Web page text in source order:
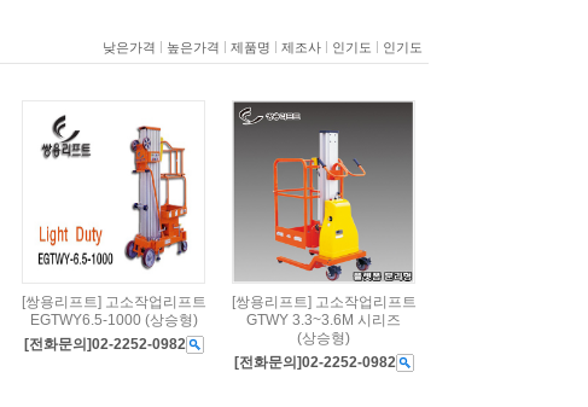
낮은가격 | 높은가격 | 제품명 | 제조사 | 인기도 | 인기도
[쌍용리프트] 고소작업리프트
EGTWY6.5-1000 (상승형)
[전화문의]02-2252-0982
[쌍용리프트] 고소작업리프트
GTWY 3.3~3.6M 시리즈
(상승형)
[전화문의]02-2252-0982